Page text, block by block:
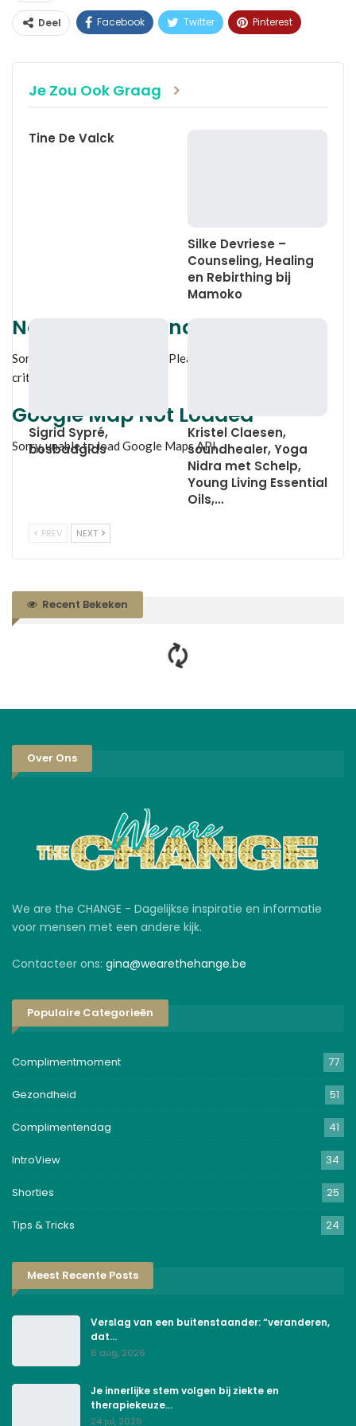
No Records Found
Sorry, no records were found. Please adjust your search
criteria and try again.
Google Map Not Loaded
Sorry, unable to load Google Maps API.
Deel Facebook Twitter Pinterest
Je Zou Ook Graag
Tine De Valck
Silke Devriese –
Counseling, Healing
en Rebirthing bij
Mamoko
Sigrid Sypré,
bosbadgids
Kristel Claesen,
soundhealer, Yoga
Nidra met Schelp,
Young Living Essential
Oils,…
PREV NEXT
Recent Bekeken
Over Ons
We are the CHANGE - Dagelijkse inspiratie en informatie
voor mensen met een andere kijk.
Contacteer ons: gina@wearethehange.be
Populaire Categorieën
Complimentmoment 77
Gezondheid 51
Complimentendag 41
IntroView 34
Shorties 25
Tips & Tricks 24
Meest Recente Posts
Verslag van een buitenstaander: “veranderen,
dat…
6 aug, 2026
Je innerlijke stem volgen bij ziekte en
therapiekeuze…
24 jul, 2026